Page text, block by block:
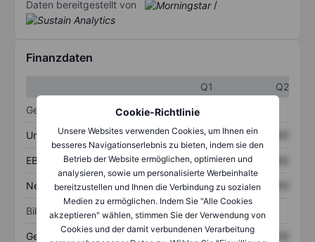
Cookie-Richtlinie
Unsere Websites verwenden Cookies, um Ihnen ein
besseres Navigationserlebnis zu bieten, indem sie den
Betrieb der Website ermöglichen, optimieren und
analysieren, sowie um personalisierte Werbeinhalte
bereitzustellen und Ihnen die Verbindung zu sozialen
Medien zu ermöglichen. Indem Sie "Alle Cookies
akzeptieren" wählen, stimmen Sie der Verwendung von
Cookies und der damit verbundenen Verarbeitung
Daten bereitgestellt von
/
Finanzdaten
Q1
Q2
Gewinn- und Verlustrechnung
Umsatz XXXXXXX XXXXXXX
EBITDA XXXXXXX XXXXXXX
Nettoeinkommen XXXXXXX XXXXXXX
Bilanz
Gesamtvermögen XXXXXXX XXXXXXX